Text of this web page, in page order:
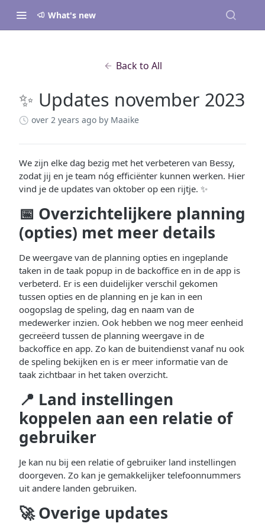
What's new
Back to All
✨ Updates november 2023
over 2 years ago by Maaike
We zijn elke dag bezig met het verbeteren van Bessy,
zodat jij en je team nóg efficiënter kunnen werken. Hier
vind je de updates van oktober op een rijtje. ✨
📅 Overzichtelijkere planning
(opties) met meer details
De weergave van de planning opties en ingeplande
taken in de taak popup in de backoffice en in de app is
verbeterd. Er is een duidelijker verschil gekomen
tussen opties en de planning en je kan in een
oogopslag de speling, dag en naam van de
medewerker inzien. Ook hebben we nog meer eenheid
gecreëerd tussen de planning weergave in de
backoffice en app. Zo kan de buitendienst vanaf nu ook
de speling bekijken en is er meer informatie van de
taak zichtbaar in het taken overzicht.
📍 Land instellingen
koppelen aan een relatie of
gebruiker
Je kan nu bij een relatie of gebruiker land instellingen
doorgeven. Zo kan je gemakkelijker telefoonnummers
uit andere landen gebruiken.
🚀 Overige updates